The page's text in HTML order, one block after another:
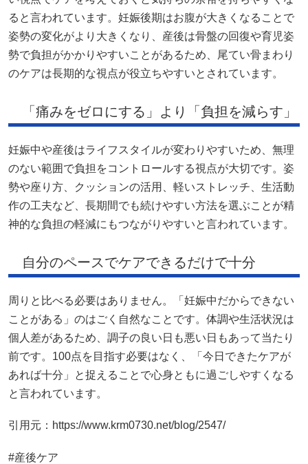
ると言われています。妊娠後期はお腹が大きくなることで
姿勢の変化がより大きくなり、産後は骨盤の回復や育児姿
勢で負担がかかりやすいことがあるため、尾てい骨まわり
のケアは長期的な視点が役立ちやすいとされています。
「痛みをゼロにする」より「負担を減らす」
妊娠中や産後はライフスタイルが変わりやすいため、無理
のない範囲で負担をコントロールする視点が大切です。姿
勢や座り方、クッションの活用、軽いストレッチ、生活動
作の工夫など、長期間でも続けやすい方法を選ぶことが精
神的な負担の軽減にもつながりやすいと言われています。
自分のペースでケアできるだけで十分
周りと比べる必要はありません。「妊娠中だからできない
ことがある」のはごく自然なことです。体調や生活状況は
個人差があるため、調子の良い日も悪い日もあって当たり
前です。100点を目指す必要はなく、「今日できたケアが
あれば十分」と捉えることで心身ともに過ごしやすくなる
と言われています。
引用元：https://www.krm0730.net/blog/2547/
#産後ケア